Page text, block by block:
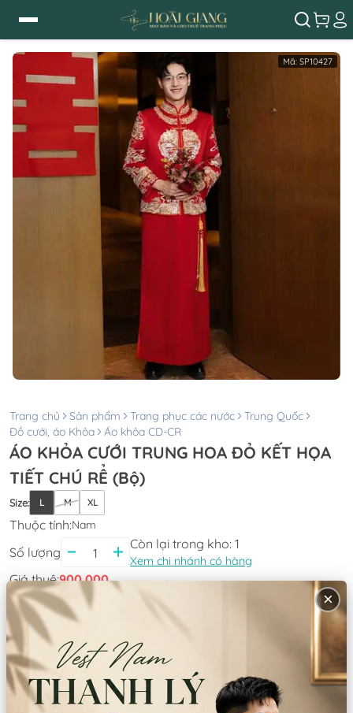
Mã: SP10427
Trang chủ Sản phẩm Trang phục các nước
Trung Quốc
Đồ cưới, áo Khỏa
Áo khỏa CD-CR
ÁO KHỎA CƯỚI TRUNG HOA ĐỎ KẾT HỌA
TIẾT CHÚ RỂ (Bộ)
Size: L M XL
Thuộc tính:Nam
Số lượng
Còn lại trong kho: 1
Xem chi nhánh có hàng
Giá thuê:900.000
Giá bán:3.000.000
Thông tin chi nhánh
*LƯU Ý: Thời gian làm việc các chi nhánh khác nhau. Quý khách
vui lòng xem kỹ
×